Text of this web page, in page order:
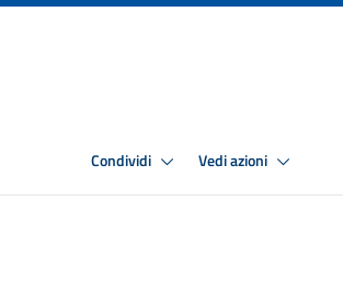
Condividi Vedi azioni